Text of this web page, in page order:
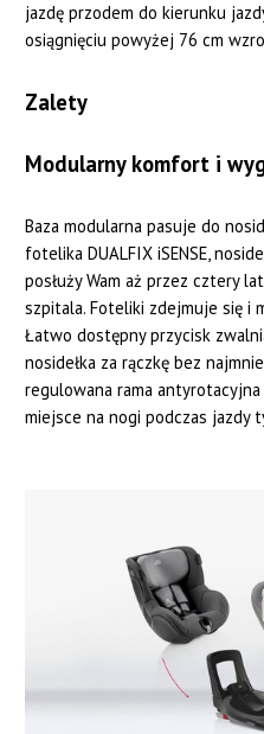
jazdę przodem do kierunku
osiągnięciu powyżej 76 cm
Zalety
Modularny komfort i
Baza modularna pasuje do
fotelika DUALFIX iSENSE,
posłuży Wam aż przez cztery
szpitala. Foteliki zdejmuje się i
Łatwo dostępny przycisk
nosidełka za rączkę bez
regulowana rama
miejsce na nogi podczas jazdy